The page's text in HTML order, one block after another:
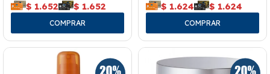
$ 1.652 $ 1.652 $ 1.624 $ 1.624